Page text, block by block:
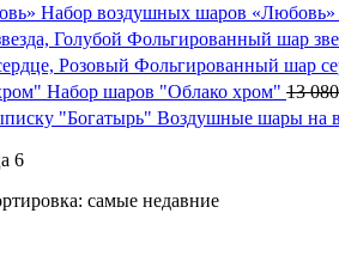
Набор воздушных шаров «Любовь»
Фольгированный шар
Фольгированный шар
Набор шаров "Облако хром" 13
Воздушные шары на
6
самые недавние